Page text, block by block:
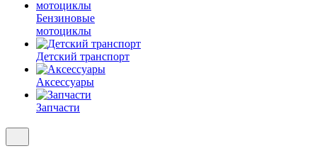
Бензиновые
мотоциклы
Детский транспорт
Аксессуары
Запчасти